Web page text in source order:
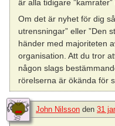
är alla tidigare
Om det är nyhet för dig
utrensningar” eller ”Den
händer med majoriteten
organisation. Att du tror
någon slags
rörelserna är ökända för
John Nilsson den 31